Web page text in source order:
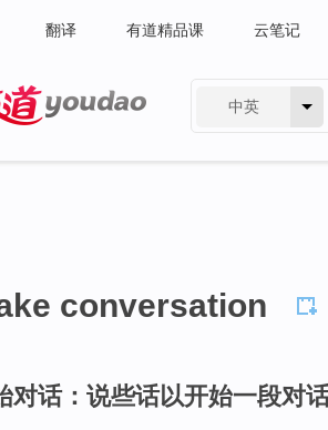
翻译 有道精品课 云笔记
中英
conversation
对话：说些话以开始一段对